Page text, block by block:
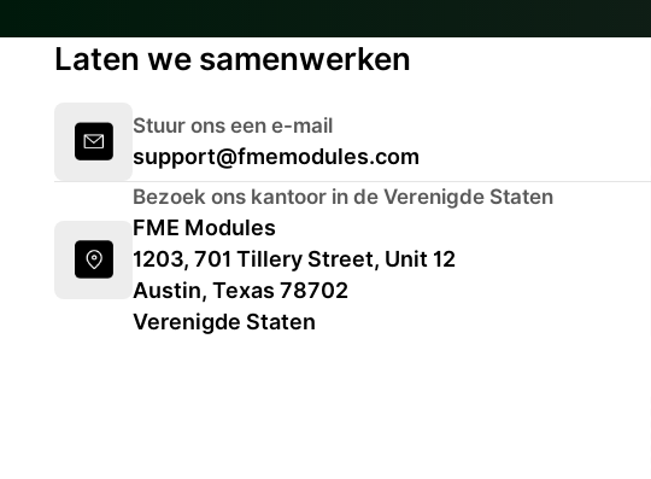
Laten we samenwerken
Stuur ons een e-mail
support@fmemodules.com
Bezoek ons kantoor in de Verenigde Staten
FME Modules
1203, 701 Tillery Street, Unit 12
Austin, Texas 78702
Verenigde Staten